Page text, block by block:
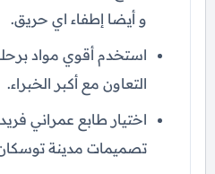
و أيضا إطفاء اي حريق.
استخدم أقوي مواد
التعاون مع أكبر الخبراء.
اختيار طابع عمراني
تصميمات مدينة توسكان